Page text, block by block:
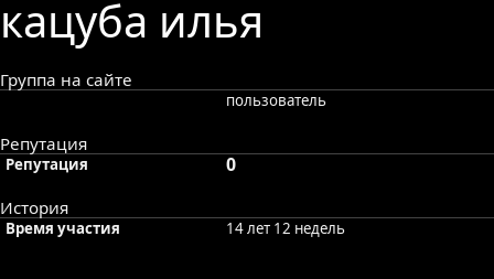
кацуба илья
Группа на сайте
пользователь
Репутация
Репутация 0
История
Время участия 14 лет 12 недель